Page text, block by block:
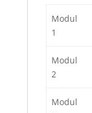
Modul
1
Modul
2
Modul